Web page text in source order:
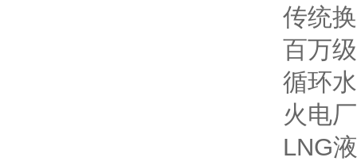
传统
百万级
循环
火电
LNG